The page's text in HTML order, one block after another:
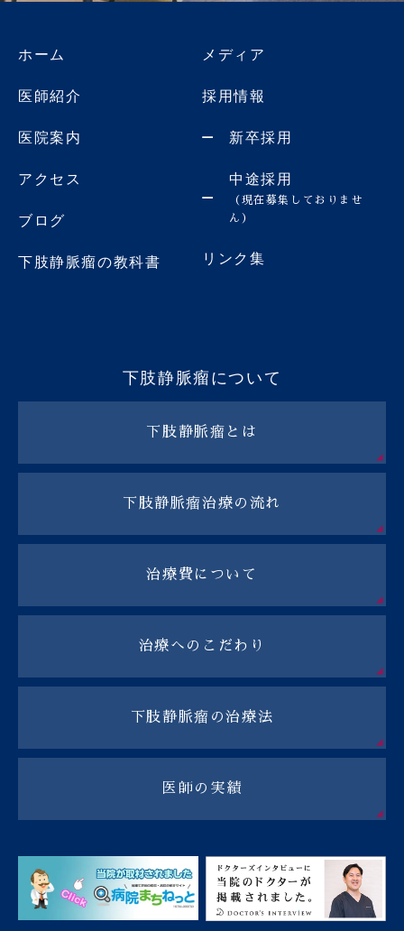
ホーム
医師紹介
医院案内
アクセス
ブログ
下肢静脈瘤の教科書
メディア
採用情報
新卒採用
中途採用
（現在募集しておりませ
ん）
リンク集
下肢静脈瘤について
下肢静脈瘤とは
下肢静脈瘤治療の流れ
治療費について
治療へのこだわり
下肢静脈瘤の治療法
医師の実績